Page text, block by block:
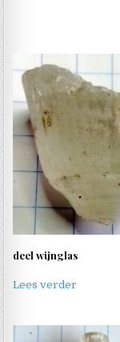
deel wijnglas
Lees verder